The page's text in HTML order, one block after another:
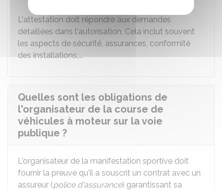
L'attestation doit répondre aux demandes
détaillées dans l'autorisation. Cela inclut souvent
les aspects de sécurité, assurances, conformité
des installations,...
Quelles sont les obligations de
l'organisateur de la course de
véhicules à moteur sur la voie
publique ?
L'organisateur de la manifestation sportive doit
fournir la preuve qu'il a souscrit un contrat avec un
assureur (police d'assurance) garantissant sa